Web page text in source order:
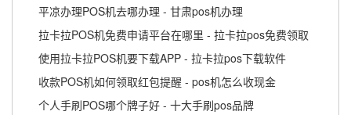
平凉办理POS机去哪办理 - 甘肃pos机办理
拉卡拉POS机免费申请平台在哪里 - 拉卡拉pos免费领取
使用拉卡拉POS机要下载APP - 拉卡拉pos下载软件
收款POS机如何领取红包提醒 - pos机怎么收现金
个人手刷POS哪个牌子好 - 十大手刷pos品牌